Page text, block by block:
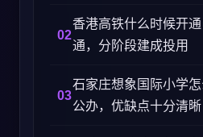
香港高铁什么时候开
通，分阶段建成投用
石家庄想象国际小学
公办，优缺点十分清晰